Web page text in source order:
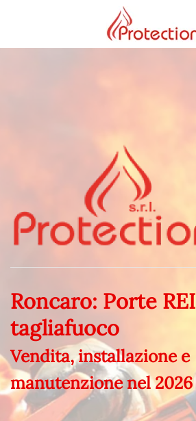
Skip to main content
Roncaro: Porte REI
tagliafuoco
Vendita, installazione e
manutenzione nel2026